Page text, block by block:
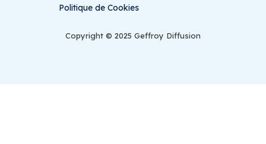
Politique de Cookies
Copyright © 2025 Geffroy Diffusion